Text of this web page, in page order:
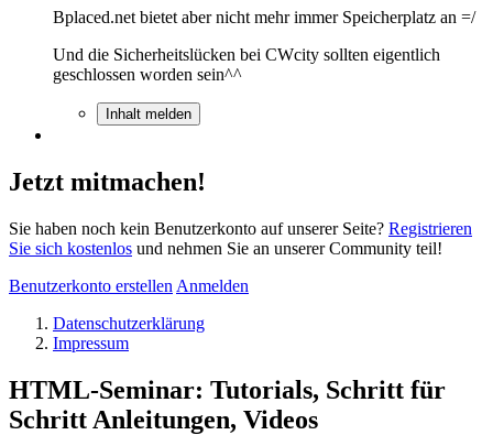
Bplaced.net bietet aber nicht mehr immer Speicherplatz an =/
Und die Sicherheitslücken bei CWcity sollten eigentlich
geschlossen worden sein^^
Inhalt melden
Jetzt mitmachen!
Sie haben noch kein Benutzerkonto auf unserer Seite? Registrieren
Sie sich kostenlos und nehmen Sie an unserer Community teil!
Benutzerkonto erstellen Anmelden
Datenschutzerklärung
Impressum
HTML-Seminar: Tutorials, Schritt für
Schritt Anleitungen, Videos